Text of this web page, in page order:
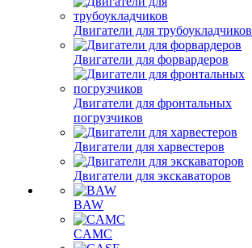
Двигатели для трубоукладчиков
Двигатели для форвардеров
Двигатели для фронтальных
погрузчиков
Двигатели для харвестеров
Двигатели для экскаваторов
BAW
CAMC